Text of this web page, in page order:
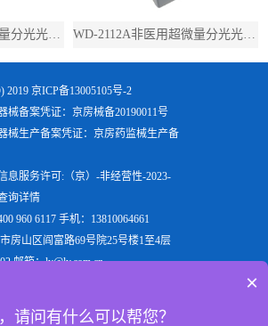
WD-2112B非医用超微量分光光度计（带荧光） WD-2112A非医用超微量分光光度计（不带荧光）
2019 京ICP备13005105号-2
械备案凭证：京房械备20190011号
械生产备案凭证：京房药监械生产备
息服务许可:（京）-非经营性-2023-
询详情
960 6117 手机：13810064661
房山区阎富路69号院25号楼1至4层
邮箱：ly@ly.com.cn
×
请问有什么可以帮您？